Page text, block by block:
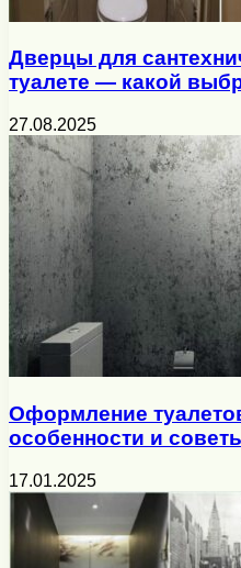
Дверцы для
туалете — какой
27.08.2025
Оформление
особенности и
17.01.2025